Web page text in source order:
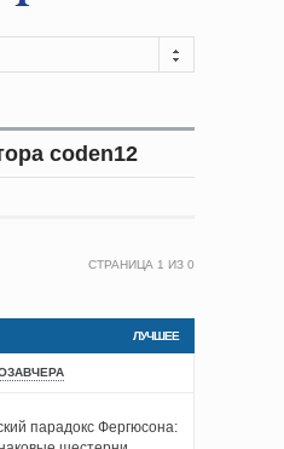
coden12
СТРАНИЦА 1 ИЗ 0
ЛУЧШЕЕ
парадокс Фергюсона: